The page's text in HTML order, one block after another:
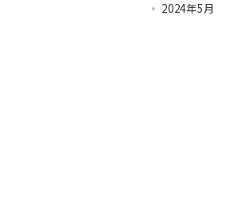
2024年5月